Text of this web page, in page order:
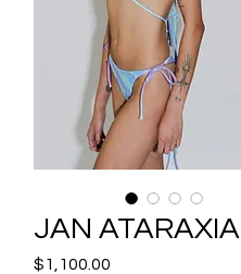
JAN ATARAXIA
$1,100.00